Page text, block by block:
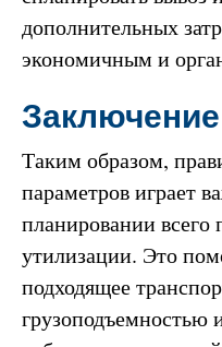
дополнительных
экономичным и
Заключение
Таким образом,
параметров играет
планировании всего
утилизации. Это
подходящее
грузоподъемностью